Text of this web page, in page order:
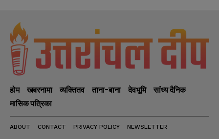
होम खबरनामा व्यक्तितव ताना-बाना देवभूमि
सांध्य दैनिक
मासिक पत्रिका
ABOUT CONTACT PRIVACY POLICY NEWSLETTER